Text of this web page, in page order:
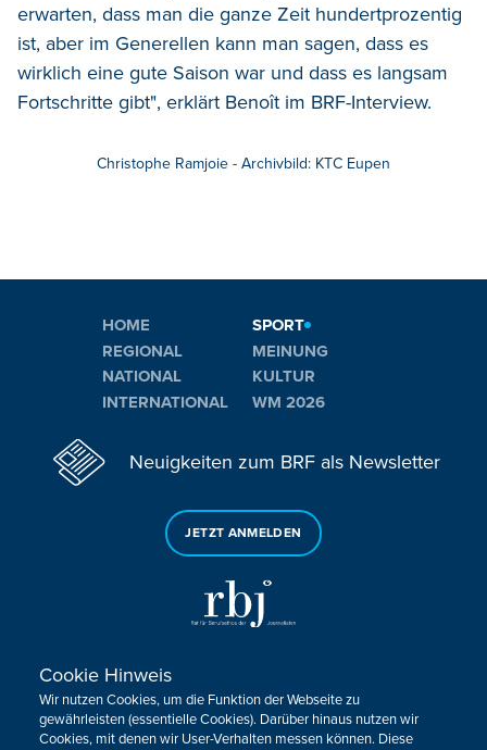
erwarten, dass man die ganze Zeit hundertprozentig
ist, aber im Generellen kann man sagen, dass es
wirklich eine gute Saison war und dass es langsam
Fortschritte gibt", erklärt Benoît im BRF-Interview.
Christophe Ramjoie - Archivbild: KTC Eupen
HOME
REGIONAL
NATIONAL
INTERNATIONAL
SPORT
MEINUNG
KULTUR
WM 2026
Neuigkeiten zum BRF als Newsletter
JETZT ANMELDEN
Sie haben noch Fragen oder Anmerkungen?
KONTAKTIEREN SIE UNS!
Cookie Hinweis
Wir nutzen Cookies, um die Funktion der Webseite zu
gewährleisten (essentielle Cookies). Darüber hinaus nutzen wir
Cookies, mit denen wir User-Verhalten messen können. Diese